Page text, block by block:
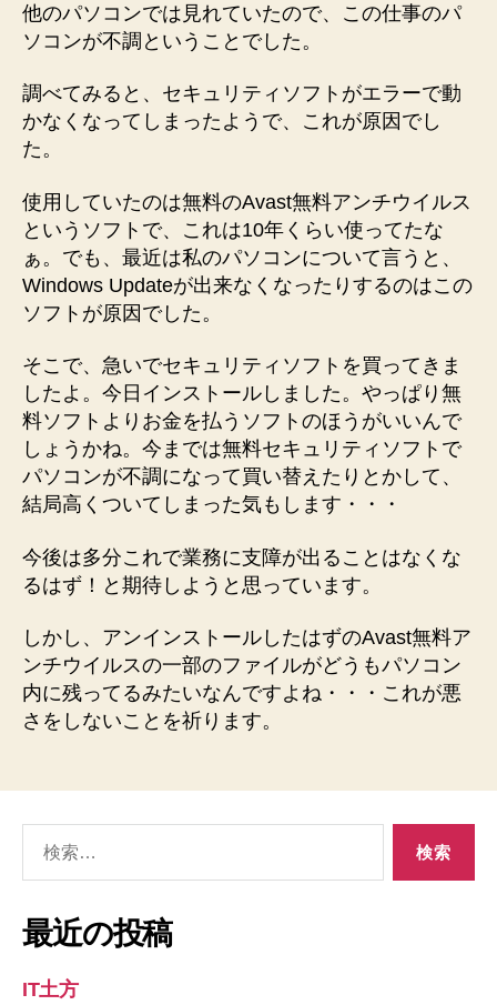
ト
（ウ
ル
ス
フ
ト）
の
変
更
の
他のパソコンでは見れていたので、この仕事のパ
ソコンが不調ということでした。
調べてみると、セキュリティソフトがエラーで動
かなくなってしまったようで、これが原因でし
た。
使用していたのは無料のAvast無料アンチウイルス
というソフトで、これは10年くらい使ってたな
ぁ。でも、最近は私のパソコンについて言うと、
Windows Updateが出来なくなったりするのはこの
ソフトが原因でした。
そこで、急いでセキュリティソフトを買ってきま
したよ。今日インストールしました。やっぱり無
料ソフトよりお金を払うソフトのほうがいいんで
しょうかね。今までは無料セキュリティソフトで
パソコンが不調になって買い替えたりとかして、
結局高くついてしまった気もします・・・
今後は多分これで業務に支障が出ることはなくな
るはず！と期待しようと思っています。
しかし、アンインストールしたはずのAvast無料ア
ンチウイルスの一部のファイルがどうもパソコン
内に残ってるみたいなんですよね・・・これが悪
さをしないことを祈ります。
象:
最近の投稿
IT土方